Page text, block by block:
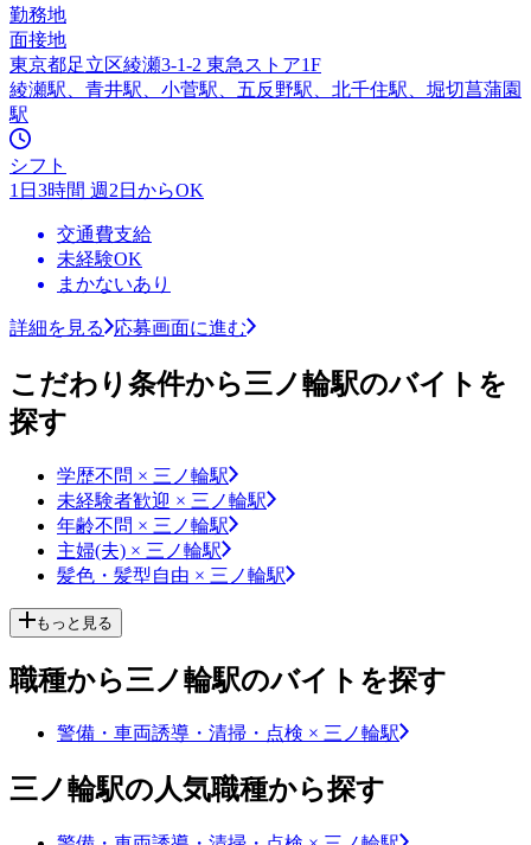
勤務地
面接地
東京都足立区綾瀬3-1-2 東急ストア1F
綾瀬駅、青井駅、小菅駅、五反野駅、北千住駅、堀切菖蒲園
駅
シフト
1日3時間 週2日からOK
交通費支給
未経験OK
まかないあり
詳細を見る 応募画面に進む
こだわり条件から三ノ輪駅のバイトを
探す
学歴不問 × 三ノ輪駅
未経験者歓迎 × 三ノ輪駅
年齢不問 × 三ノ輪駅
主婦(夫) × 三ノ輪駅
髪色・髪型自由 × 三ノ輪駅
もっと見る
職種から三ノ輪駅のバイトを探す
警備・車両誘導・清掃・点検 × 三ノ輪駅
三ノ輪駅の人気職種から探す